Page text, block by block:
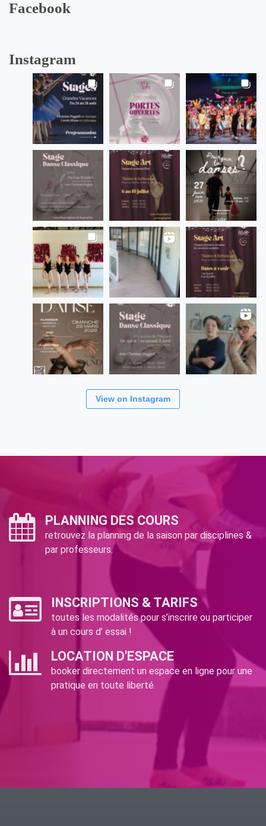
Facebook
Instagram
View on Instagram
PLANNING DES COURS
retrouvez la planning de la saison par disciplines &
par professeurs.
INSCRIPTIONS & TARIFS
toutes les modalités pour s’inscrire ou participer
à un cours d’ essai !
LOCATION D'ESPACE
booker directement un espace en ligne pour une
pratique en toute liberté.